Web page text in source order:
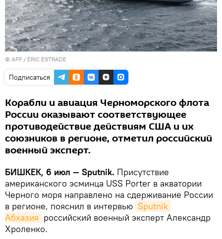
© AFP / ERIC ESTRADE
Подписаться
Корабли и авиация Черноморского флота
России оказывают соответствующее
противодействие действиям США и их
союзников в регионе, отметил российский
военный эксперт.
БИШКЕК, 6 июл — Sputnik. Присутствие
американского эсминца USS Porter в акватории
Черного моря направлено на сдерживание России
в регионе, пояснил в интервью Sputnik
Абхазия российский военный эксперт Александр
Хроленко.